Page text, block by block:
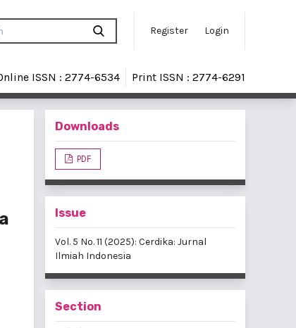
Register Login
ISSN : 2774-6534 Print ISSN : 2774-6291
Downloads
PDF
Issue
Vol. 5 No. 11 (2025): Cerdika: Jurnal
Ilmiah Indonesia
Section